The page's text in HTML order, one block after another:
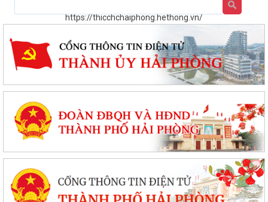
https://thicchchaiphong.hethong.vn/